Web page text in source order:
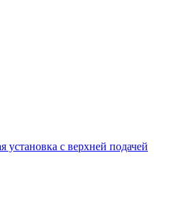
установка с верхней подачей